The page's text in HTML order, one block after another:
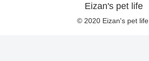
Eizan's pet life
© 2020 Eizan's pet life.